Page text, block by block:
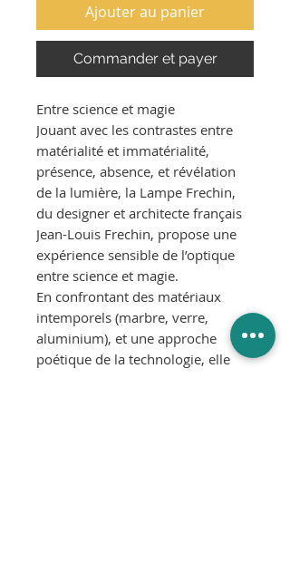
Ajouter au panier
Commander et payer
Entre science et magie
Jouant avec les contrastes entre
matérialité et immatérialité,
présence, absence, et révélation
de la lumière, la Lampe Frechin,
du designer et architecte français
Jean-Louis Frechin, propose une
expérience sensible de l’optique
entre science et magie.
En confrontant des matériaux
intemporels (marbre, verre,
aluminium), et une approche
poétique de la technologie, elle